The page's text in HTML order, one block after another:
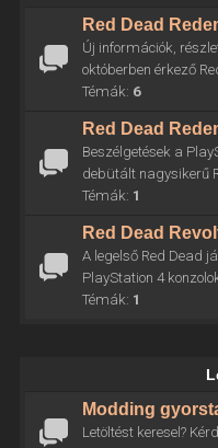
Red Dead
Új információk,
októberben érkező
Témák: 6
Red Dead
Beszélgetések a
debütált nagysikerű
Témák: 1
Red Dead
A legelső Red Dead
PlayStation 4
Témák: 1
Modding
Letöltést keresel?